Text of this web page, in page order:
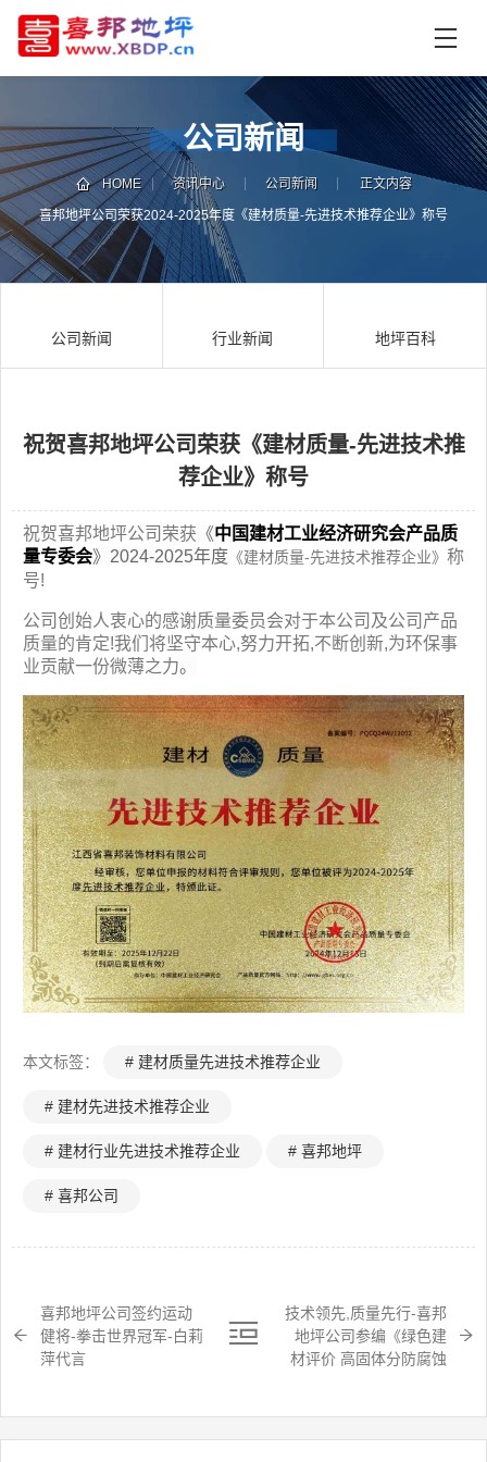
页
中
心
技
术
支
持
资
讯
中
例
们
询
公司新闻
HOME 资讯中心 公司新闻 正文内容
喜邦地坪公司荣获2024-2025年度《建材质量-先进技术推荐企业》称号
公司新闻 行业新闻 地坪百科
祝贺喜邦地坪公司荣获《建材质量-先进技术推
荐企业》称号
祝贺喜邦地坪公司荣获 《中国建材工业经济研究会产品质
量专委会》2024-2025年度 《建材质量-先进技术推荐企业》 称
号!
公司创始人衷心的感谢质量委员会对于本公司及公司产品
质量的肯定!我们将坚守本心,努力开拓,不断创新,为环保事
业贡献一份微薄之力。
本文标签： # 建材质量先进技术推荐企业
# 建材先进技术推荐企业
# 建材行业先进技术推荐企业 # 喜邦地坪
# 喜邦公司
喜邦地坪公司签约运动
健将-拳击世界冠军-白莉
萍代言
技术领先,质量先行-喜邦
地坪公司参编《绿色建
材评价 高固体分防腐蚀